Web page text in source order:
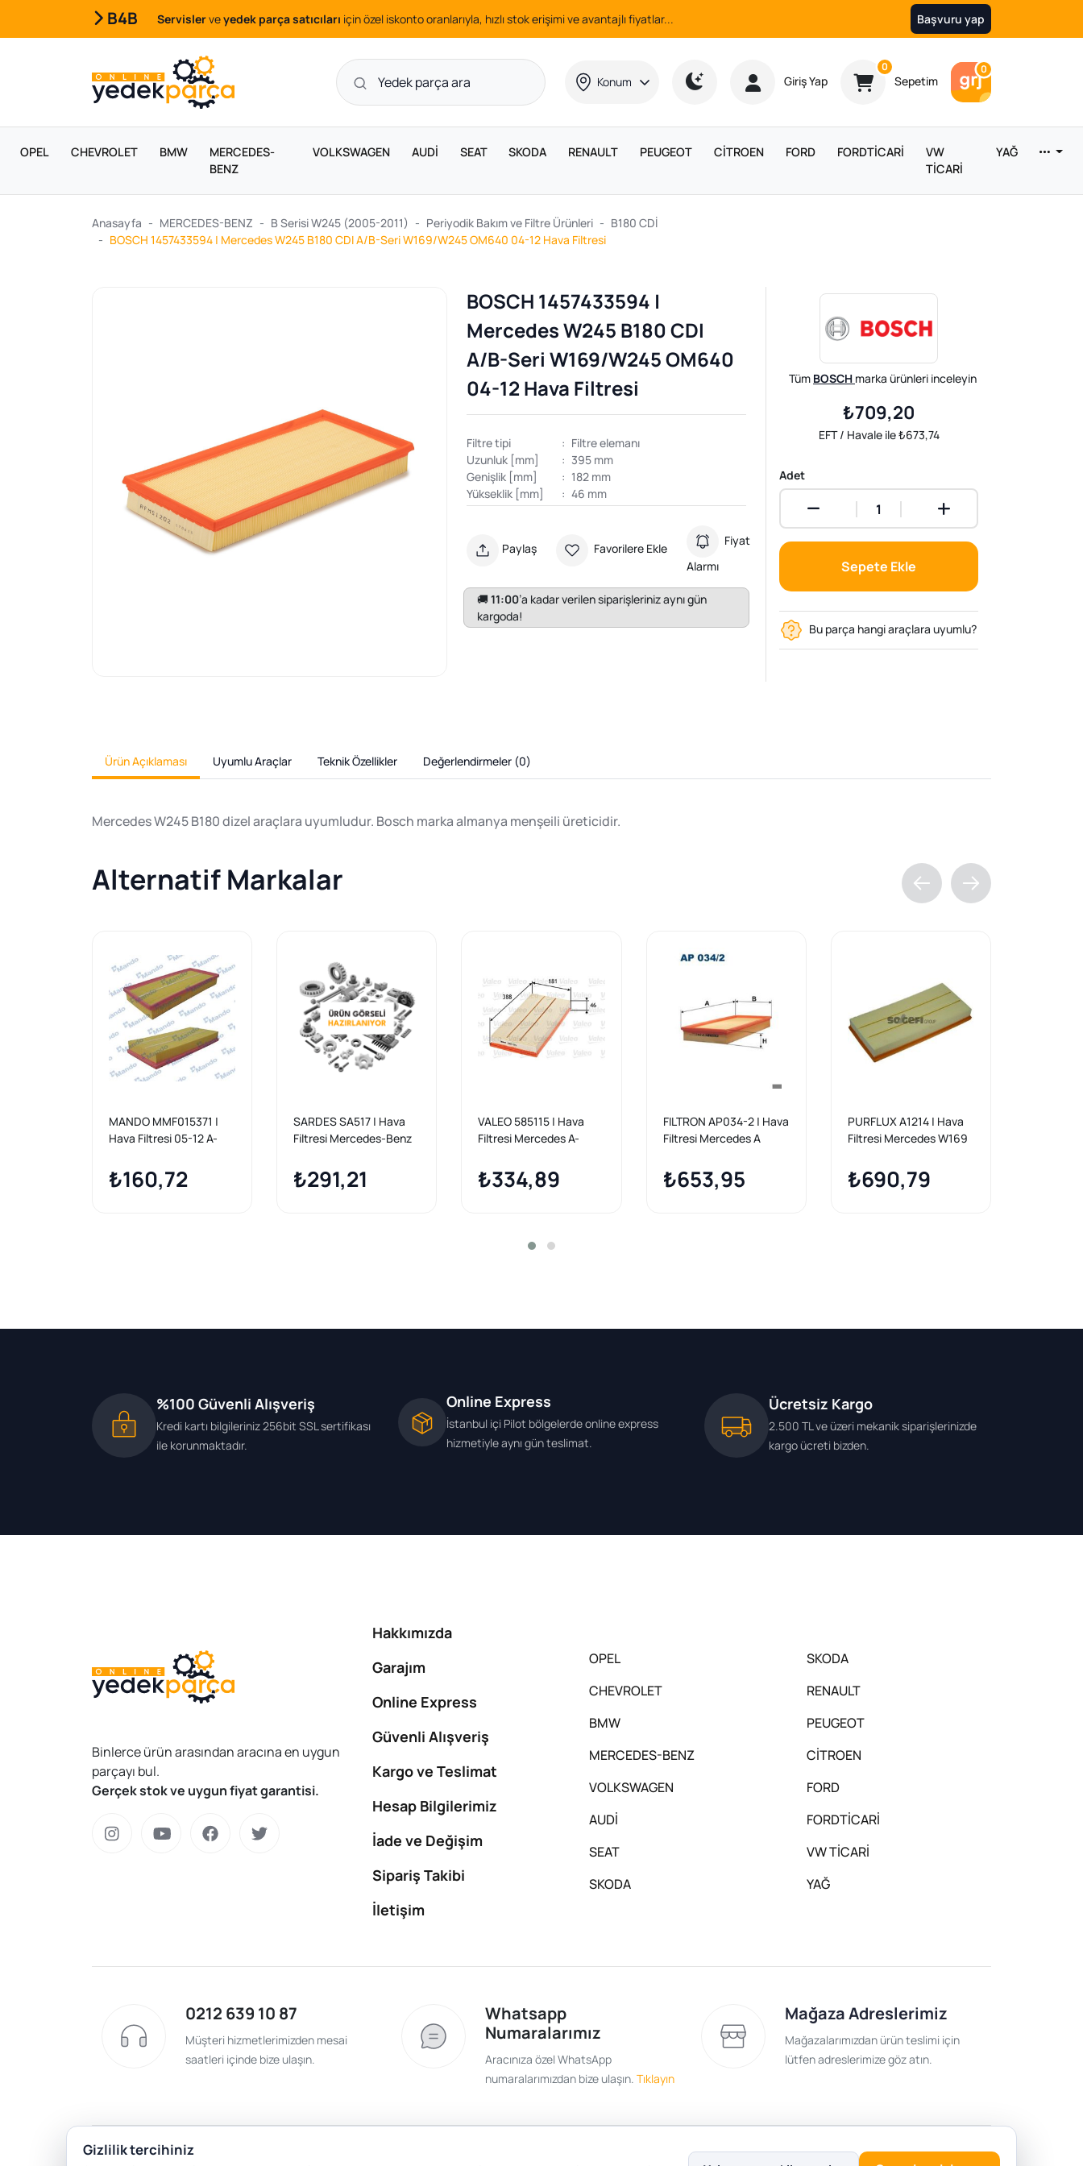
B4B Servislerveyedek parça satıcıları için özel iskonto oranlarıyla, hızlı stok erişimi ve avantajlı fiyatlar... Başvuru yap
Konum Giriş Yap
0Ürün sayısı
Sepetim
0Araç sayısı
OPEL CHEVROLET BMW
MERCEDES-
BENZ
VOLKSWAGEN AUDİ SEAT SKODA RENAULT PEUGEOT CİTROEN FORD FORDTİCARİ
VW
TİCARİ
YAĞ
Anasayfa MERCEDES-BENZ B Serisi W245 (2005-2011) Periyodik Bakım ve Filtre Ürünleri
B180 CDİ
BOSCH 1457433594 | Mercedes W245 B180 CDI A/B-Seri W169/W245 OM640 04-12 Hava Filtresi
BOSCH 1457433594 |
Mercedes W245 B180 CDI
A/B-Seri W169/W245 OM640
04-12 Hava Filtresi
Filtre tipi : Filtre elemanı
Uzunluk [mm]
: 395 mm
Genişlik [mm]
: 182 mm
Yükseklik [mm]
: 46 mm
Paylaş Favorilere Ekle
Fiyat
Alarmı
🚚11:00’a kadar verilen siparişleriniz aynı gün
kargoda!
Tüm BOSCH marka ürünleri inceleyin
₺709,20
EFT / Havale ile ₺673,74
Adet
Sepete Ekle
Bu parça hangi araçlara uyumlu?
Ürün Açıklaması Uyumlu Araçlar Teknik Özellikler Değerlendirmeler (0)
Mercedes W245 B180 dizel araçlara uyumludur. Bosch marka almanya menşeili üreticidir.
Alternatif Markalar
MANDO MMF015371 |
Hava Filtresi 05-12 A-
(W245)
₺160,72
SARDES SA517 | Hava
Filtresi Mercedes-Benz
B 200 04-12
₺291,21
VALEO 585115 | Hava
Filtresi Mercedes A-
W245 04-12
₺334,89
FILTRON AP034-2 | Hava
Filtresi Mercedes A
CDI 04-12
₺653,95
PURFLUX A1214 | Hava
Filtresi Mercedes W169
200 CDI 04-12
₺690,79
%100 Güvenli Alışveriş
Kredi kartı bilgileriniz 256bit SSL sertifikası
ile korunmaktadır.
Online Express
İstanbul içi Pilot bölgelerde online express
hizmetiyle aynı gün teslimat.
Ücretsiz Kargo
2.500 TL ve üzeri mekanik siparişlerinizde
kargo ücreti bizden.
Binlerce ürün arasından aracına en uygun
parçayı bul.
Gerçek stok ve uygun fiyat garantisi.
Hakkımızda
Garajım
Online Express
Güvenli Alışveriş
Kargo ve Teslimat
Hesap Bilgilerimiz
İade ve Değişim
Sipariş Takibi
İletişim
OPEL
CHEVROLET
BMW
MERCEDES-BENZ
VOLKSWAGEN
AUDİ
SEAT
SKODA
SKODA
RENAULT
PEUGEOT
CİTROEN
FORD
FORDTİCARİ
VW TİCARİ
YAĞ
0212 639 10 87
Müşteri hizmetlerimizden mesai
saatleri içinde bize ulaşın.
Whatsapp
Numaralarımız
Aracınıza özel WhatsApp
numaralarımızdan bize ulaşın. Tıklayın
Mağaza Adreslerimiz
Mağazalarımızdan ürün teslimi için
lütfen adreslerimize göz atın.
Gizlilik Politikası
Gizlilik tercihiniz